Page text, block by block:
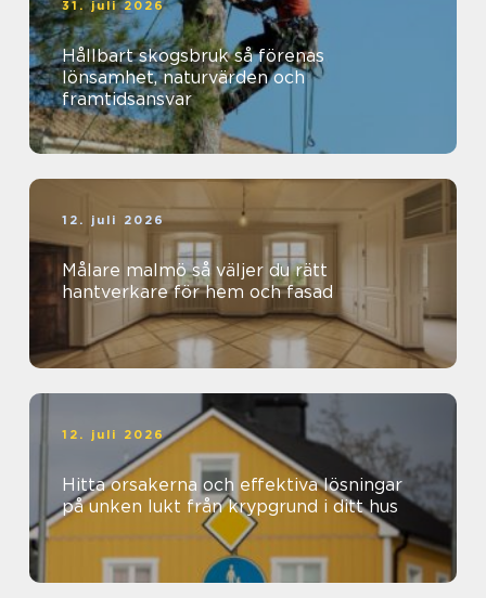
31. juli 2026
Hållbart skogsbruk så förenas
lönsamhet, naturvärden och
framtidsansvar
12. juli 2026
Målare malmö så väljer du rätt
hantverkare för hem och fasad
12. juli 2026
Hitta orsakerna och effektiva lösningar
på unken lukt från krypgrund i ditt hus